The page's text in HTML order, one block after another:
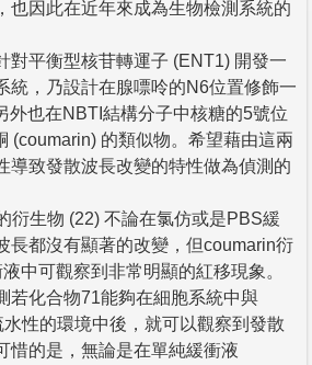
也因此在近年來成為生物檢測系統的
對平衡型核苷轉運子 (ENT1) 開發一
統，乃設計在腺嘌呤的N6位置修飾一
外也在NBTI結構分子中核糖的5號位
(coumarin) 的類似物。希望藉由這兩
導致發散波長改變的特性做為偵測的
衍生物 (22) 不論在氯仿或是PBS緩
長都沒有顯著的改變，但coumarin衍
中可觀察到非常明顯的紅移現象。
若化合物71能夠在細胞系統中與
性的環境中後，就可以觀察到發散
惜的是，無論是在單純緩衝液